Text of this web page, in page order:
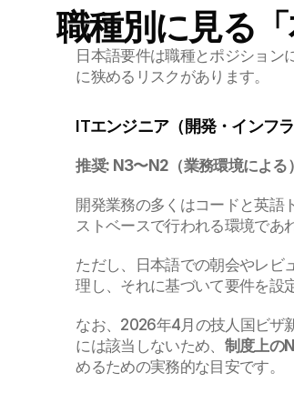
職種別に見る
日本語要件は職種とポジショ
に狭めるリスクがあります。
ITエンジニア（開発・インフラ
推奨: N3〜N2（業務環境による）
開発業務の多くはコードと英語
ストベースで行われる環境であ
ただし、日本語での朝会やレビ
理し、それに基づいて要件を設
なお、2026年4月の技人国ビザ
には該当しないため、 制度上の
めるための実務的な目安です。